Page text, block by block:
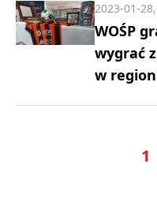
WOŚP
wygrać
w
2023-01-
1